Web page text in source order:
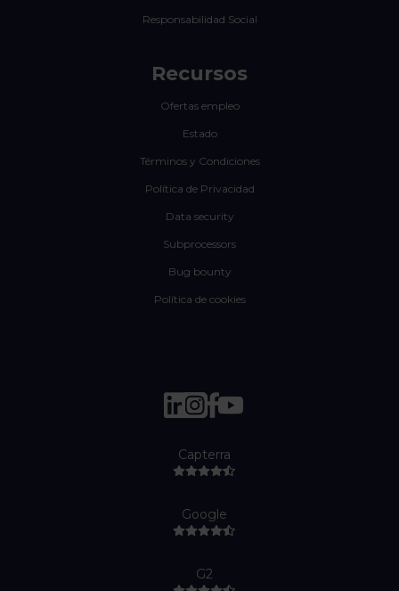
Responsabilidad Social
Recursos
Ofertas empleo
Estado
Términos y Condiciones
Política de Privacidad
Data security
Subprocessors
Bug bounty
Política de cookies
Capterra
Google
G2